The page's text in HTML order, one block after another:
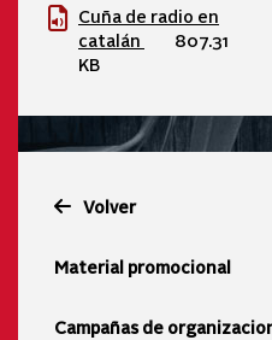
Cuña de radio en
catalán
807.31
KB
Volver
Material promocional
Campañas de